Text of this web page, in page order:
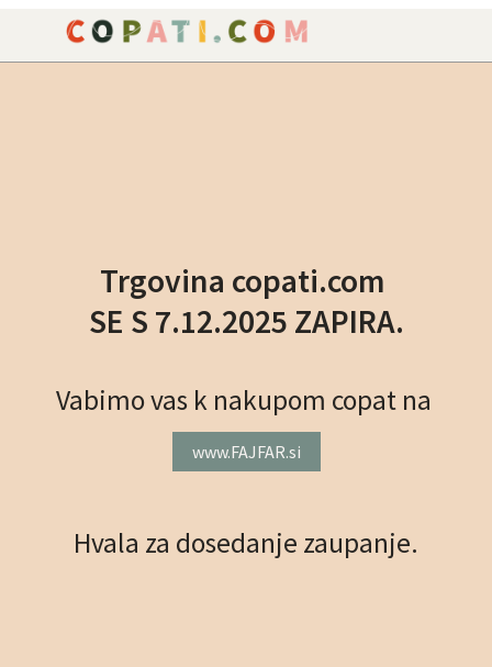
Trgovina copati.com
SE S 7.12.2025 ZAPIRA.
Vabimo vas k nakupom copat na
www.FAJFAR.si
Hvala za dosedanje zaupanje.